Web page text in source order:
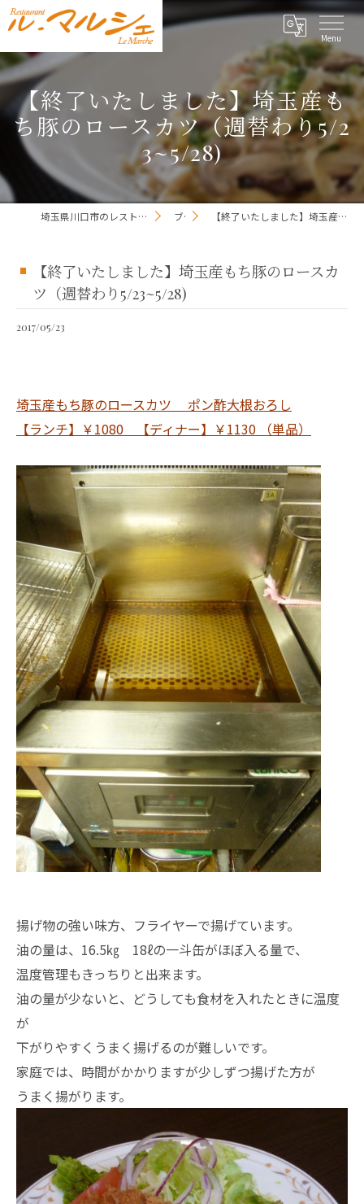
【終了いたしました】埼玉産も
ち豚のロースカツ（週替わり5/2
3~5/28)
埼玉県川口市のレストランならレストラン ル・マルシェ ブログ 【終了いたしました】埼玉産もち豚のロースカツ（週替わり5/23~5/28)
【終了いたしました】埼玉産もち豚のロースカ
ツ（週替わり5/23~5/28)
2017/05/23
埼玉産もち豚のロースカツ ポン酢大根おろし
【ランチ】￥1080 【ディナー】￥1130 （単品）
揚げ物の強い味方、フライヤーで揚げています。
油の量は、16.5㎏ 18ℓの一斗缶がほぼ入る量で、
温度管理もきっちりと出来ます。
油の量が少ないと、どうしても食材を入れたときに温度
が
下がりやすくうまく揚げるのが難しいです。
家庭では、時間がかかりますが少しずつ揚げた方が
うまく揚がります。